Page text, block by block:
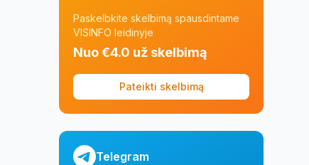
Paskelbkite skelbimą spausdintame
VISINFO leidinyje
Nuo €4.0 už skelbimą
Pateikti skelbimą
Telegram